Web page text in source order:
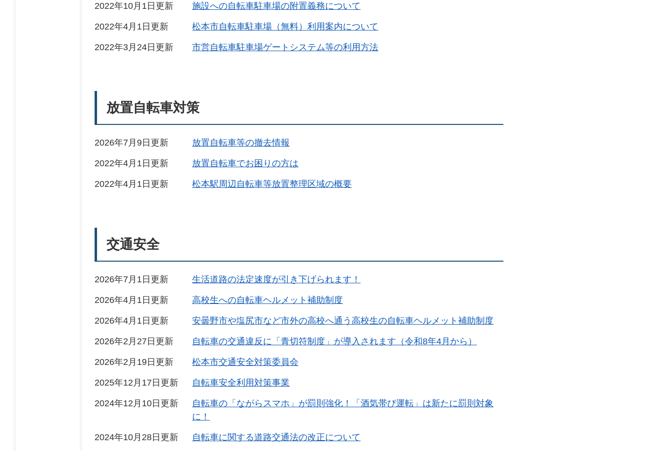
2022年10月1日更新 施設への自転車駐車場の附置義務について
2022年4月1日更新 松本市自転車駐車場（無料）利用案内について
2022年3月24日更新 市営自転車駐車場ゲートシステム等の利用方法
放置自転車対策
2026年7月9日更新 放置自転車等の撤去情報
2022年4月1日更新 放置自転車でお困りの方は
2022年4月1日更新 松本駅周辺自転車等放置整理区域の概要
交通安全
2026年7月1日更新 生活道路の法定速度が引き下げられます！
2026年4月1日更新 高校生への自転車ヘルメット補助制度
2026年4月1日更新 安曇野市や塩尻市など市外の高校へ通う高校生の自転車ヘルメット補助制度
2026年2月27日更新 自転車の交通違反に「青切符制度」が導入されます（令和8年4月から）
2026年2月19日更新 松本市交通安全対策委員会
2025年12月17日更新 自転車安全利用対策事業
2024年12月10日更新
自転車の「ながらスマホ」が罰則強化！「酒気帯び運転」は新たに罰則対象
に！
2024年10月28日更新 自転車に関する道路交通法の改正について